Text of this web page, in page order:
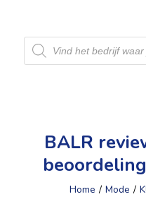
Producten
zoeken
BALR
Home / Mode /